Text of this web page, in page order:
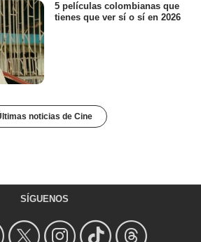
5 películas colombianas que
tienes que ver sí o sí en 2026
noticias de Cine
SÍGUENOS